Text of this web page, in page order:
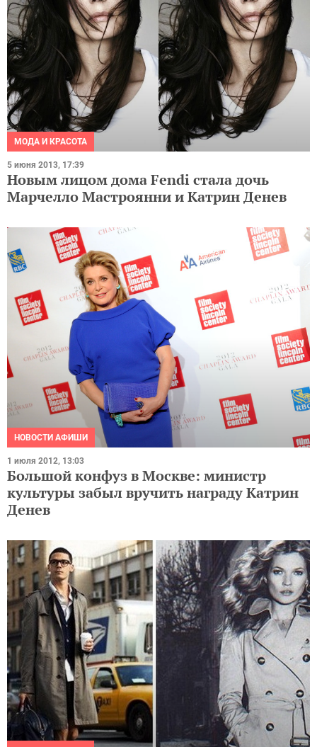
МОДА И КРАСОТА
5 июня 2013, 17:39
Новым лицом дома Fendi стала дочь
Марчелло Мастроянни и Катрин Денев
НОВОСТИ АФИШИ
1 июля 2012, 13:03
Большой конфуз в Москве: министр
культуры забыл вручить награду Катрин
Денев